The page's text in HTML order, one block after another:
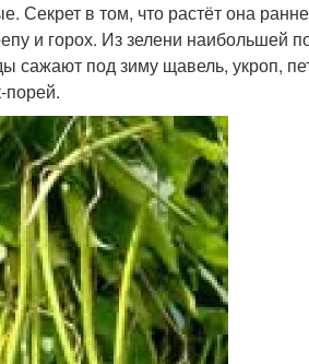
Секрет в том, что растёт она
и горох. Из зелени наибольшей
сажают под зиму щавель, укроп,
порей.